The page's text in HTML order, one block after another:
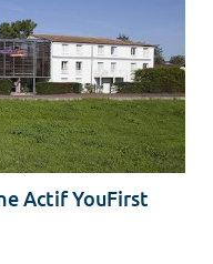
Actif YouFirst